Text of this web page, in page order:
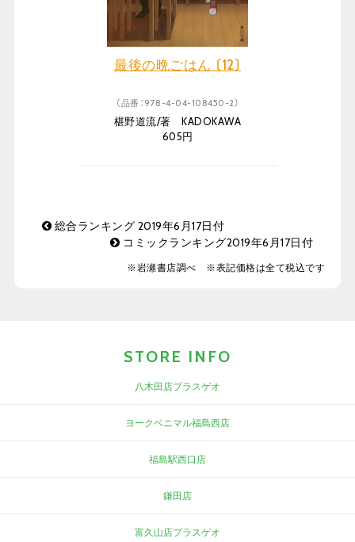
最後の晩ごはん 〔12〕
（品番：978-4-04-108450-2）
椹野道流/著 KADOKAWA
605円
総合ランキング 2019年6月17日付
コミックランキング2019年6月17日付
※岩瀬書店調べ ※表記価格は全て税込です
STORE INFO
八木田店プラスゲオ
ヨークベニマル福島西店
福島駅西口店
鎌田店
富久山店プラスゲオ